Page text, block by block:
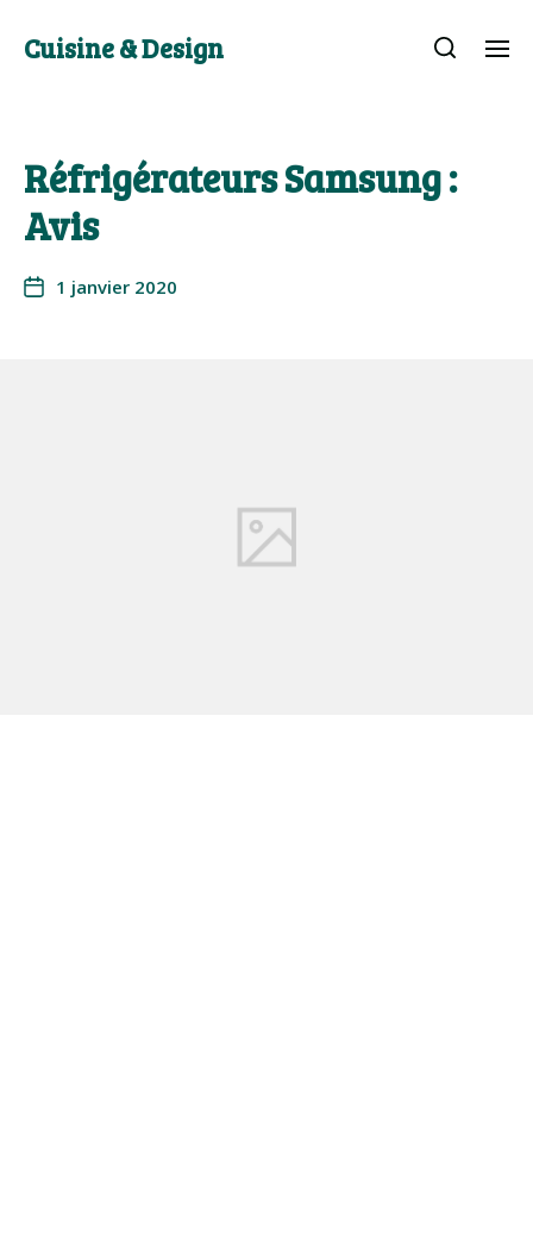
Cuisine & Design
Réfrigérateurs Samsung :
Avis
1 janvier 2020